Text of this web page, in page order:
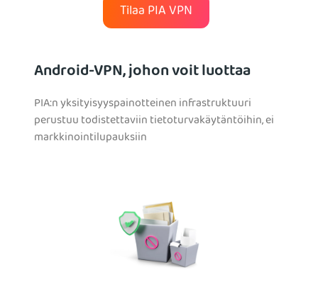
Tilaa PIA VPN
Android-VPN, johon voit luottaa
PIA:n yksityisyyspainotteinen infrastruktuuri
perustuu todistettaviin tietoturvakäytäntöihin, ei
markkinointilupauksiin